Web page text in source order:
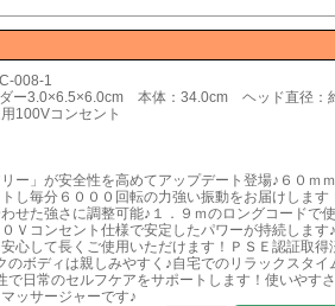
008-1
ー3.0×6.5×6.0cm 本体：34.0cm ヘッド直径：
100Vコンセント
ー」が安全性を高めてアップデート登場♪６０ｍ
し毎分６０００回転の力強い振動をお届けします
せた強さに調整可能♪１．９ｍのロングコードで
Ｖコンセント仕様で安定したパワーが持続します
心して長くご使用いただけます！ＰＳＥ認証取得
のボディは親しみやすく♪自宅でのリラックスタイ
で日常のセルフケアをサポートします！使いやす
ッサージャーです♪